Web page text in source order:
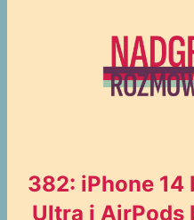
382: iPhone 14
Ultra i AirPods